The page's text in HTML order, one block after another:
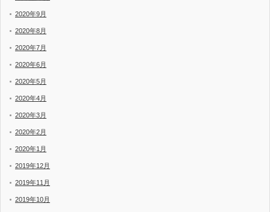
2020年9月
2020年8月
2020年7月
2020年6月
2020年5月
2020年4月
2020年3月
2020年2月
2020年1月
2019年12月
2019年11月
2019年10月